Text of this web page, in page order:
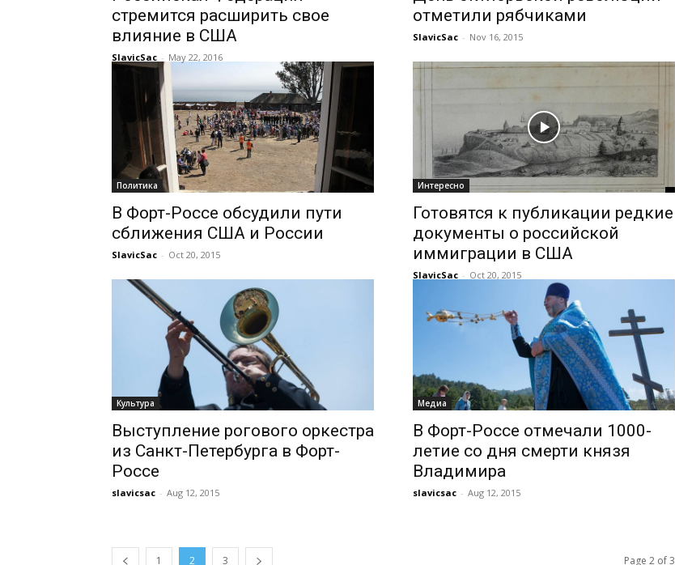
стремится расширить свое
влияние в США
SlavicSac - May 22, 2016
отметили рябчиками
SlavicSac - Nov 16, 2015
Политика
В Форт-Россе обсудили пути
сближения США и России
SlavicSac - Oct 20, 2015
Интересно
Готовятся к публикации редкие
документы о российской
иммиграции в США
SlavicSac - Oct 20, 2015
Культура
Выступление рогового оркестра
из Санкт-Петербурга в Форт-
Россе
slavicsac - Aug 12, 2015
Медиа
В Форт-Россе отмечали 1000-
летие со дня смерти князя
Владимира
slavicsac - Aug 12, 2015
1 2 3 Page 2 of 3